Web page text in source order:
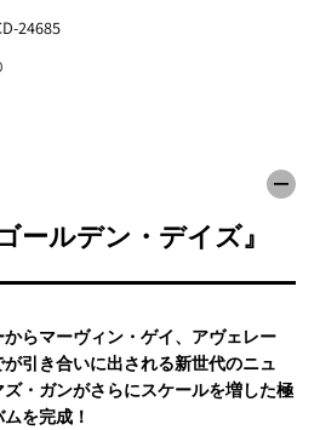
24685
ールデン・デイズ』
らマーヴィン・ゲイ、アヴェレー
引き合いに出される新世代のニュ
・ガンがさらにスケールを増した極
を完成！